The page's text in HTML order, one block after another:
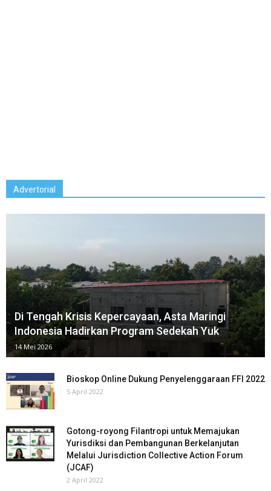
Advertorial
Di Tengah Krisis Kepercayaan, Asta Maringi
Indonesia⁠ Hadirkan Program Sedekah Yuk
14 Mei 2026
Bioskop Online Dukung Penyelenggaraan FFI 2022
5 April 2022
Gotong-royong Filantropi untuk Memajukan
Yurisdiksi dan Pembangunan Berkelanjutan
Melalui Jurisdiction Collective Action Forum
(JCAF)
2 April 2022